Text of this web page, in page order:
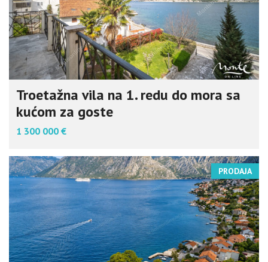
Troetažna vila na 1. redu do mora sa
kućom za goste
1 300 000 €
PRODAJA